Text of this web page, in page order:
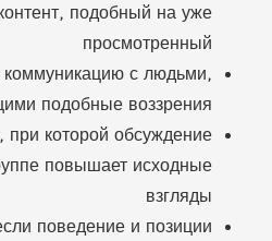
подобный на уже
просмотренный
коммуникацию с людьми,
подобные воззрения
при которой обсуждение
повышает исходные
взгляды
поведение и позиции